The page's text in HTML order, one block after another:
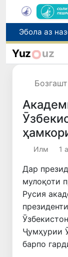
Yuz uz
Илм 1
Дар
мулоқоти
Русия
Ҷумҳурии
барпо